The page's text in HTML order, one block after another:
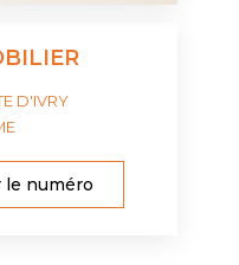
D'IVRY
le numéro